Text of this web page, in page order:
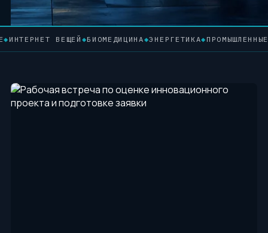
ВЕЩЕЙ◆БИОМЕДИЦИНА◆ЭНЕРГЕТИКА◆ПРОМЫШЛЕННЫЕ